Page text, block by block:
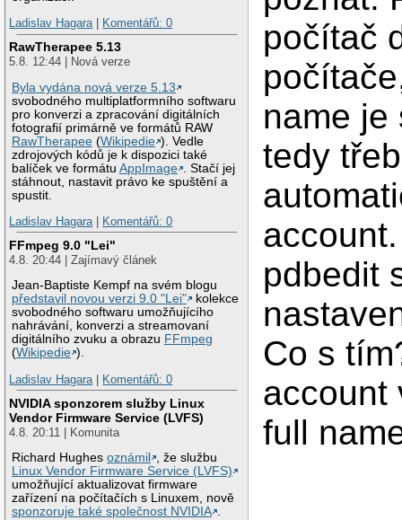
Ladislav Hagara| Komentářů: 0
RawTherapee 5.13
5.8. 12:44 | Nová verze
Byla vydána nová verze 5.13
svobodného multiplatformního softwaru
pro konverzi a zpracování digitálních
fotografií primárně ve formátů RAW
RawTherapee (Wikipedie ). Vedle
zdrojových kódů je k dispozici také
balíček ve formátuAppImage
. Stačí jej
stáhnout, nastavit právo ke spuštění a
spustit.
Ladislav Hagara| Komentářů: 0
FFmpeg 9.0 "Lei"
4.8. 20:44 | Zajímavý článek
Jean-Baptiste Kempf na svém blogu
představil novou verzi 9.0 "Lei"
kolekce
svobodného softwaru umožňujícího
nahrávání, konverzi a streamovaní
digitálního zvuku a obrazu FFmpeg
(Wikipedie ).
Ladislav Hagara| Komentářů: 0
NVIDIA sponzorem služby Linux
Vendor Firmware Service (LVFS)
4.8. 20:11 | Komunita
Richard Hughesoznámil
, že službu
Linux Vendor Firmware Service (LVFS)
umožňující aktualizovat firmware
zařízení na počítačích s Linuxem, nově
sponzoruje také společnost NVIDIA .
počítač
name je
tedy
pdbedit
Co s
account
full